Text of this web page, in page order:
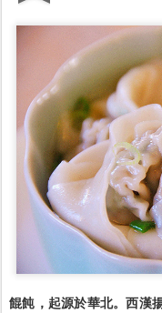
餛飩，起源於華北。西漢